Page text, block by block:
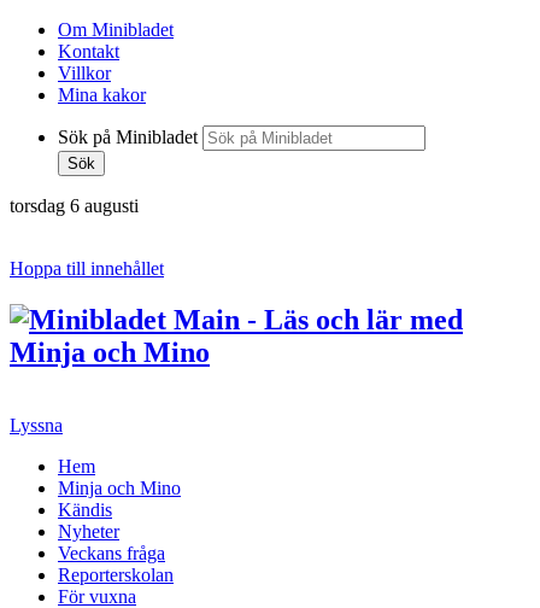
Om Minibladet
Kontakt
Villkor
Mina kakor
Sök på Minibladet
Sök
torsdag 6 augusti
Hoppa till innehållet
Lyssna
Hem
Minja och Mino
Kändis
Nyheter
Veckans fråga
Reporterskolan
För vuxna